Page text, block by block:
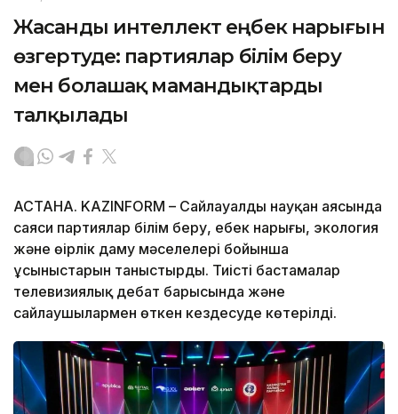
Жасанды интеллект еңбек нарығын
өзгертуде: партиялар білім беру
мен болашақ мамандықтарды
талқылады
АСТАНА. KAZINFORM – Сайлауалды науқан аясында
саяси партиялар білім беру, еңбек нарығы, экология
және өңірлік даму мәселелері бойынша
ұсыныстарын таныстырды. Тиісті бастамалар
телевизиялық дебат барысында және
сайлаушылармен өткен кездесуде көтерілді.